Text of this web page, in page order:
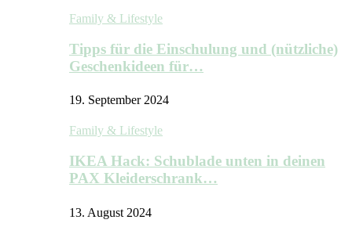
Family & Lifestyle
Tipps für die Einschulung und (nützliche)
Geschenkideen für…
19. September 2024
Family & Lifestyle
IKEA Hack: Schublade unten in deinen
PAX Kleiderschrank…
13. August 2024